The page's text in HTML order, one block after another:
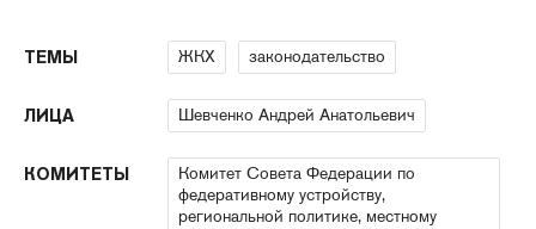
ТЕМЫ ЖКХ законодательство
ЛИЦА Шевченко Андрей Анатольевич
КОМИТЕТЫ
Комитет Совета Федерации по
федеративному устройству,
региональной политике, местному